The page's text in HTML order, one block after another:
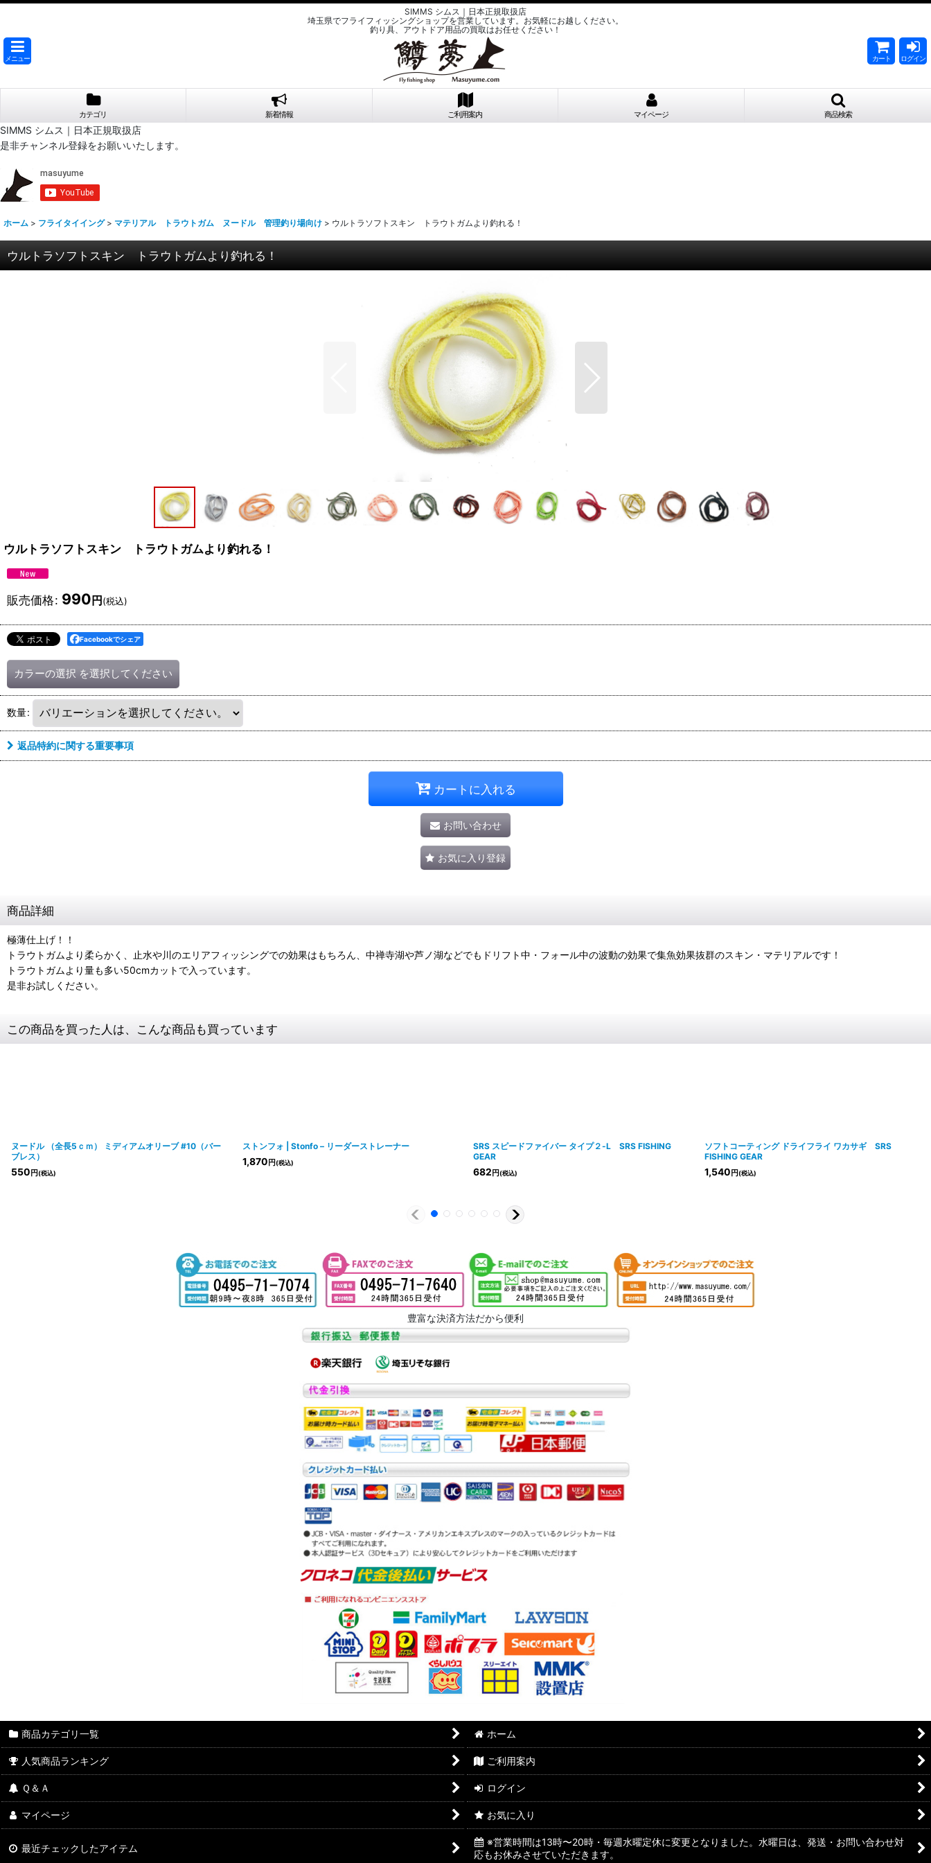
SIMMS シムス｜日本正規取扱店
埼玉県でフライフィッシングショップを営業しています。お気軽にお越しください。
釣り具、アウトドア用品の買取はお任せください！
メニュー カート ログイン
カテゴリ 新着情報 ご利用案内 マイページ 商品検索
SIMMS シムス｜日本正規取扱店
是非チャンネル登録をお願いいたします。
ホーム > フライタイイング > マテリアル トラウトガム ヌードル 管理釣り場向け > ウルトラソフトスキン トラウトガムより釣れる！
ウルトラソフトスキン トラウトガムより釣れる！
ウルトラソフトスキン トラウトガムより釣れる！
販売価格: 990 円 (税込)
Facebookでシェア
カラーの選択 を選択してください
数量:
返品特約に関する重要事項
カートに入れる
お問い合わせ
お気に入り登録
商品詳細
極薄仕上げ！！
トラウトガムより柔らかく、止水や川のエリアフィッシングでの効果はもちろん、中禅寺湖や芦ノ湖などでもドリフト中・フォール中の波動の効果で集魚効果抜群のスキン・マテリアルです！
トラウトガムより量も多い50cmカットで入っています。
是非お試しください。
この商品を買った人は、こんな商品も買っています
ヌードル （全長5ｃｍ） ミディアムオリーブ #10（バー
ブレス）
550 円(税込)
ストンフォ | Stonfo – リーダーストレーナー
1,870 円(税込)
SRS スピードファイバー タイプ２-L SRS FISHING
GEAR
682 円(税込)
ソフトコーティング ドライフライ ワカサギ SRS
FISHING GEAR
1,540 円(税込)
豊富な決済方法だから便利
商品カテゴリ一覧 ホーム
人気商品ランキング ご利用案内
Ｑ＆Ａ ログイン
マイページ お気に入り
最近チェックしたアイテム
※営業時間は13時〜20時・毎週水曜定休に変更となりました。水曜日は、発送・お問い合わせ対
応もお休みさせていただきます。